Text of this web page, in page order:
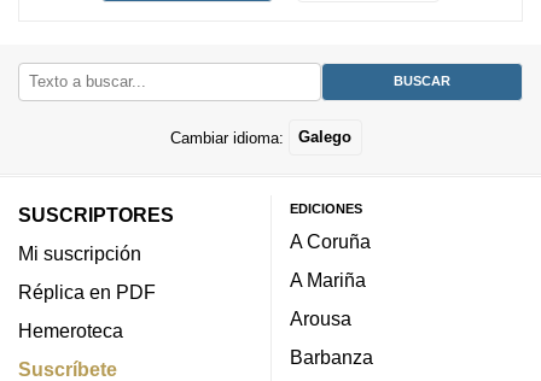
Cambiar idioma: Galego
SUSCRIPTORES
Mi suscripción
Réplica en PDF
Hemeroteca
Suscríbete
EDICIONES
A Coruña
A Mariña
Arousa
Barbanza